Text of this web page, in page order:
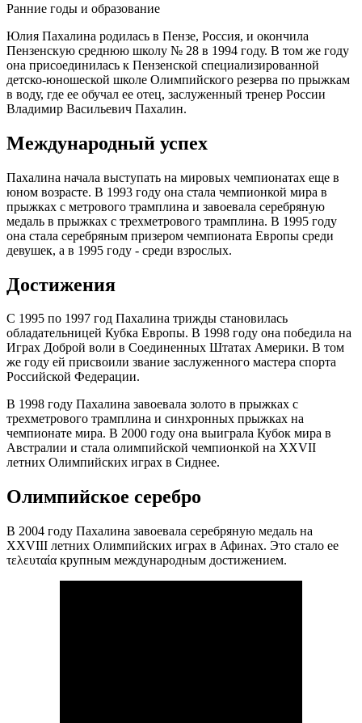
Ранние годы и образование
Юлия Пахалина родилась в Пензе, Россия, и окончила
Пензенскую среднюю школу № 28 в 1994 году. В том же году
она присоединилась к Пензенской специализированной
детско-юношеской школе Олимпийского резерва по прыжкам
в воду, где ее обучал ее отец, заслуженный тренер России
Владимир Васильевич Пахалин.
Международный успех
Пахалина начала выступать на мировых чемпионатах еще в
юном возрасте. В 1993 году она стала чемпионкой мира в
прыжках с метрового трамплина и завоевала серебряную
медаль в прыжках с трехметрового трамплина. В 1995 году
она стала серебряным призером чемпионата Европы среди
девушек, а в 1995 году - среди взрослых.
Достижения
С 1995 по 1997 год Пахалина трижды становилась
обладательницей Кубка Европы. В 1998 году она победила на
Играх Доброй воли в Соединенных Штатах Америки. В том
же году ей присвоили звание заслуженного мастера спорта
Российской Федерации.
В 1998 году Пахалина завоевала золото в прыжках с
трехметрового трамплина и синхронных прыжках на
чемпионате мира. В 2000 году она выиграла Кубок мира в
Австралии и стала олимпийской чемпионкой на XXVII
летних Олимпийских играх в Сиднее.
Олимпийское серебро
В 2004 году Пахалина завоевала серебряную медаль на
XXVIII летних Олимпийских играх в Афинах. Это стало ее
τελευταία крупным международным достижением.